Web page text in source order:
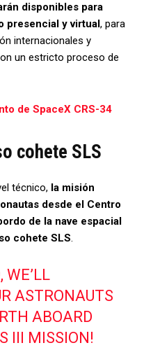
disponibles para
presencial y virtual, para
internacionales y
un estricto proceso de
de SpaceX CRS-34
cohete SLS
técnico, la misión
desde el Centro
de la nave espacial
cohete SLS.
WE’LL
ASTRONAUTS
ABOARD
III MISSION!